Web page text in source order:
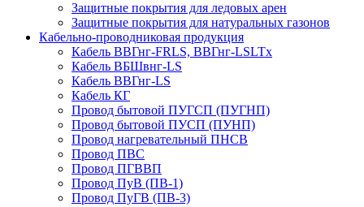
Защитные покрытия для ледовых арен
Защитные покрытия для натуральных газонов
Кабельно-проводниковая продукция
Кабель ВВГнг-FRLS, ВВГнг-LSLTx
Кабель ВБШвнг-LS
Кабель ВВГнг-LS
Кабель КГ
Провод бытовой ПУГСП (ПУГНП)
Провод бытовой ПУСП (ПУНП)
Провод нагревательный ПНСВ
Провод ПВС
Провод ПГВВП
Провод ПуВ (ПВ-1)
Провод ПуГВ (ПВ-3)